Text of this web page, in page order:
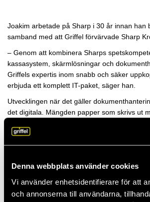
Denna webbplats använder cookies
Vi använder enhetsidentifierare för att
och annonserna till användarna,
Joakim arbetade på Sharp i 30 år innan han
samband med att Griffel förvärvade Sharp
– Genom att kombinera Sharps
kassasystem, skärmlösningar och
Griffels expertis inom snabb och säker
erbjuda ett komplett IT-paket, säger han.
Utvecklingen när det gäller
det digitala. Mängden papper som skrivs ut
Joakim ser många möjligheter med
– Färre utskrifter är bra för miljön. Det går
bläck, och många företag jobbar aktivt med